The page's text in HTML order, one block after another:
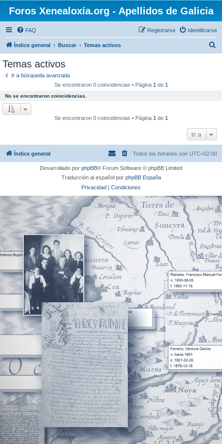
Foros Xenealoxía.org - Apellidos de Galicia
FAQ Identificarse
Registrarse
Índice general Buscar Temas activos
Temas activos
Ir a búsqueda avanzada
Se encontraron 0 coincidencias • Página 1 de 1
No se encontraron coincidencias.
Se encontraron 0 coincidencias • Página 1 de 1
Ir a
Índice general Todos los horarios son UTC+02:00
Desarrollado por phpBB® Forum Software © phpBB Limited
Traducción al español por phpBB España
Privacidad | Condiciones